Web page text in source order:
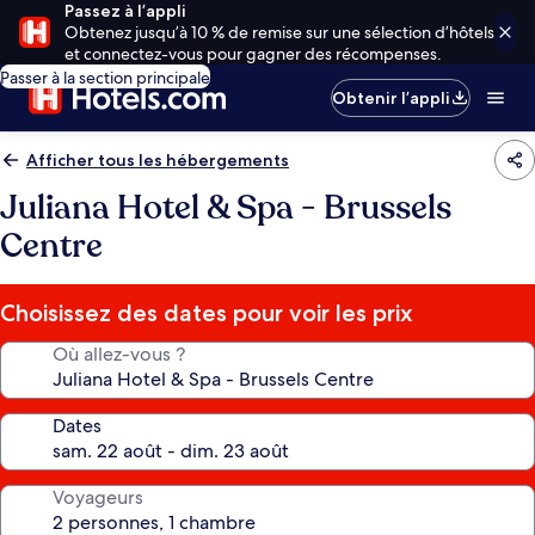
Passez à l’appli
Obtenez jusqu’à 10 % de remise sur une sélection d’hôtels
et connectez-vous pour gagner des récompenses.
Passer à la section principale
Obtenir l’appli
Afficher tous les hébergements
Juliana Hotel & Spa - Brussels
Centre
Choisissez des dates pour voir les prix
Où allez-vous ?
Dates
Voyageurs